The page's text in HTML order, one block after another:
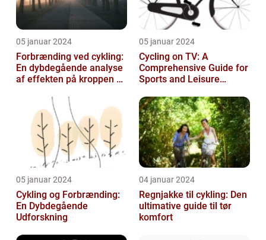
05 januar 2024
Forbrænding ved cykling:
En dybdegående analyse
af effekten på kroppen og
05 januar 2024
Cycling on TV: A
Comprehensive Guide for
Sports and Leisure
05 januar 2024
Cykling og Forbrænding:
En Dybdegående
Udforskning
04 januar 2024
Regnjakke til cykling: Den
ultimative guide til tør
komfort